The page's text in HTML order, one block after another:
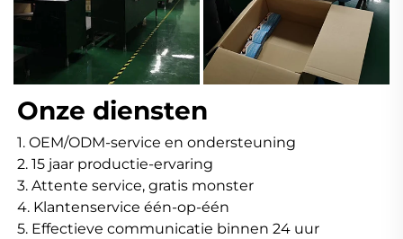
Onze diensten
1. OEM/ODM-service en ondersteuning
2. 15 jaar productie-ervaring
3. Attente service, gratis monster
4. Klantenservice één-op-één
5. Effectieve communicatie binnen 24 uur